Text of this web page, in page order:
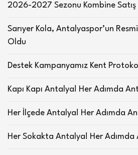
2026-2027 Sezonu Kombine
Sarıyer Kola, Antalyaspor’un
Oldu
Destek Kampanyamız Kent
Kapı Kapı Antalya! Her Adımda
Her İlçede Antalya! Her Adımda
Her Sokakta Antalya! Her